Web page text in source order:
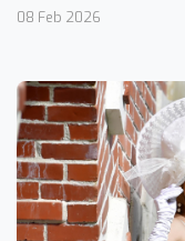
08 Feb 2026